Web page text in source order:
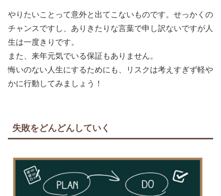
やりたいことって意外と出てこないものです。せっかくの
チャンスですし、ありきたりな言葉で申し訳ないですが人
生は一度きりです。
また、来年元気でいる保証もありません。
悔いのない人生にするためにも、リスクは考えすぎず軽や
かに行動してみましょう！
失敗をどんどんしていく